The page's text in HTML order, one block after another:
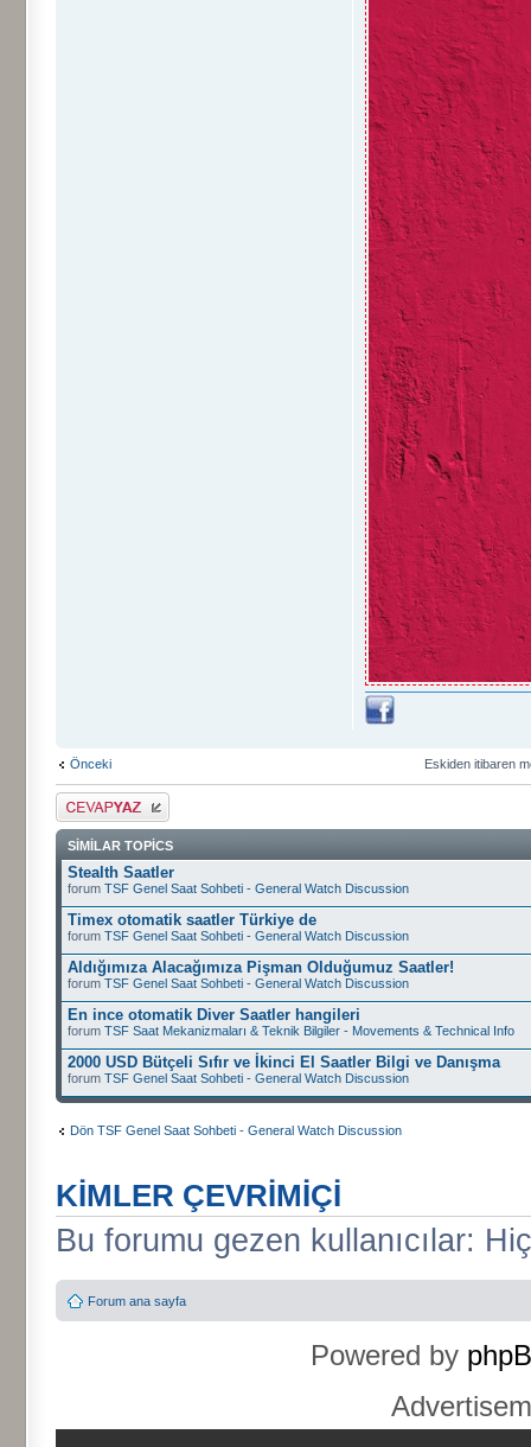
Önceki Eskiden itibaren
Cevap gönder
SIMILAR TOPICS
Stealth Saatler
forum TSF Genel Saat Sohbeti - General Watch Discussion
Timex otomatik saatler Türkiye de
forum TSF Genel Saat Sohbeti - General Watch Discussion
Aldığımıza Alacağımıza Pişman Olduğumuz Saatler!
forum TSF Genel Saat Sohbeti - General Watch Discussion
En ince otomatik Diver Saatler hangileri
forum TSF Saat Mekanizmaları & Teknik Bilgiler - Movements & Technical Info
2000 USD Bütçeli Sıfır ve İkinci El Saatler Bilgi ve Danışma
forum TSF Genel Saat Sohbeti - General Watch Discussion
Dön TSF Genel Saat Sohbeti - General Watch Discussion
KIMLER ÇEVRIMIÇI
Bu forumu gezen kullanıcılar:
Forum ana sayfa
Powered by